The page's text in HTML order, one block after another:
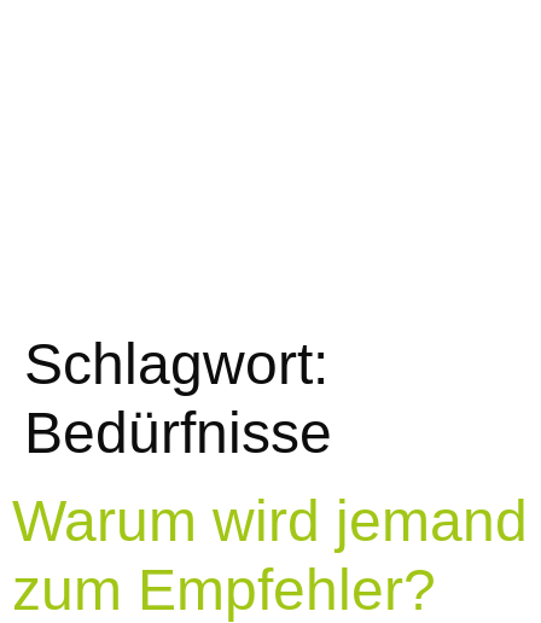
Schlagwort:
Bedürfnisse
Warum wird jemand
zum Empfehler?